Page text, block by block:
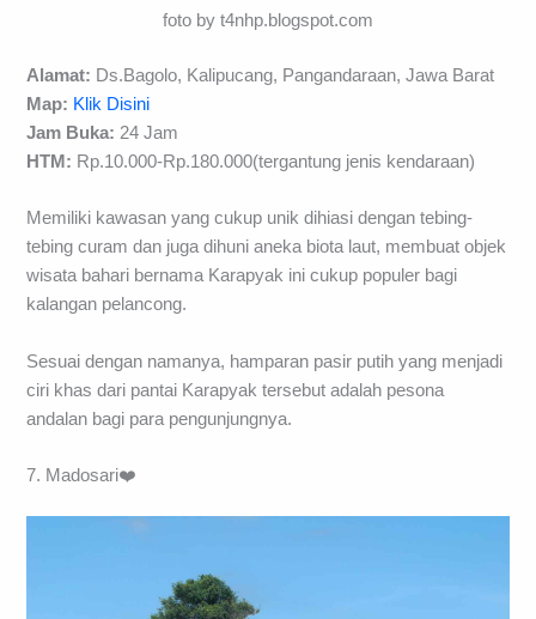
foto by t4nhp.blogspot.com
Alamat: Ds.Bagolo, Kalipucang, Pangandaraan, Jawa Barat
Map: Klik Disini
Jam Buka: 24 Jam
HTM: Rp.10.000-Rp.180.000(tergantung jenis kendaraan)
Memiliki kawasan yang cukup unik dihiasi dengan tebing-
tebing curam dan juga dihuni aneka biota laut, membuat objek
wisata bahari bernama Karapyak ini cukup populer bagi
kalangan pelancong.
Sesuai dengan namanya, hamparan pasir putih yang menjadi
ciri khas dari pantai Karapyak tersebut adalah pesona
andalan bagi para pengunjungnya.
7. Madosari❤️